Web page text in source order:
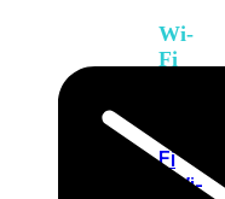
Wi-
Fi
Fi
Wi-